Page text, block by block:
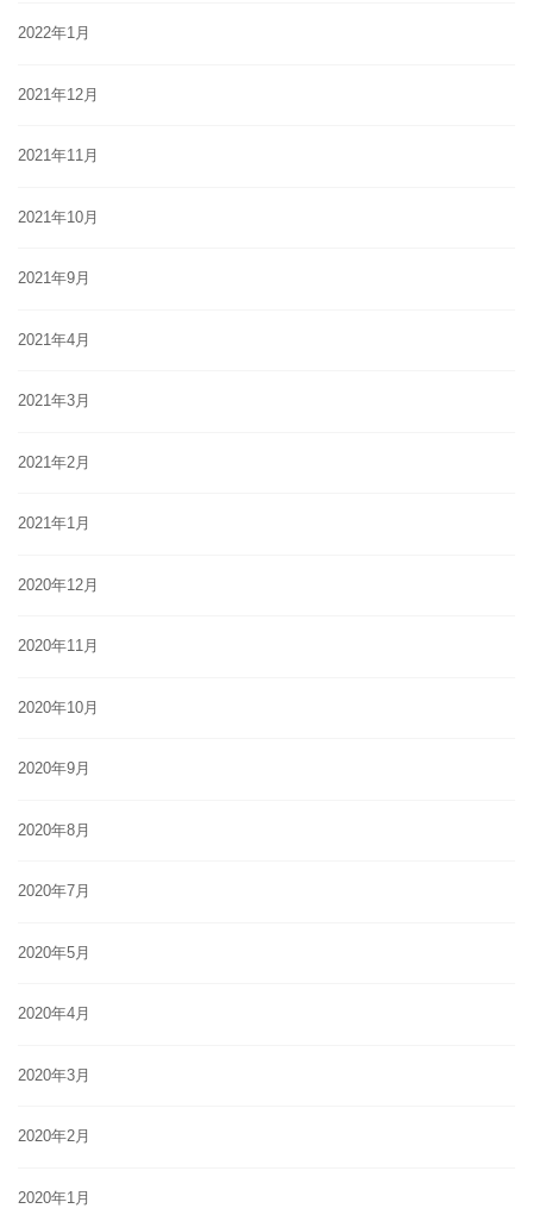
2022年1月
2021年12月
2021年11月
2021年10月
2021年9月
2021年4月
2021年3月
2021年2月
2021年1月
2020年12月
2020年11月
2020年10月
2020年9月
2020年8月
2020年7月
2020年5月
2020年4月
2020年3月
2020年2月
2020年1月